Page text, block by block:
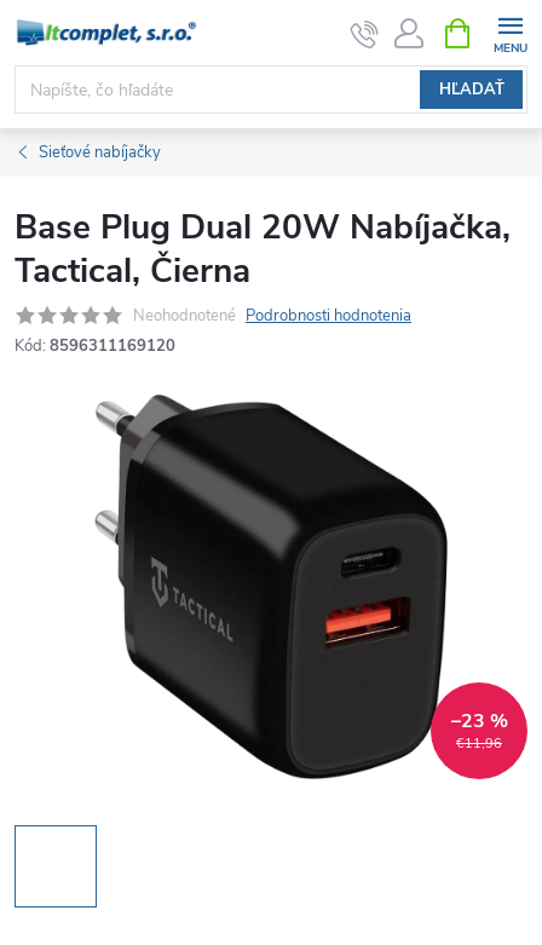
Prejsť
obsah
HĽADAŤ
KOŠÍK
Sieťové nabíjačky
Base Plug Dual 20W Nabíjačka,
Tactical, Čierna
Neohodnotené Podrobnosti hodnotenia
Kód: 8596311169120
€11,96
–23 %